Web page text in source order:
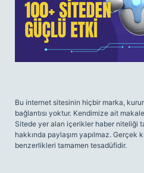
Bu internet sitesinin hiçbir marka,
bağlantısı yoktur. Kendimize ait
Sitede yer alan içerikler haber niteliği
hakkında paylaşım yapılmaz. Gerçek
benzerlikleri tamamen tesadüfidir.